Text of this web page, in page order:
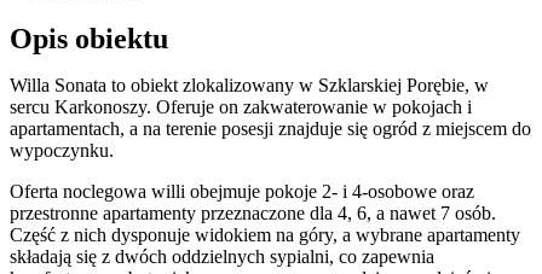
Opis obiektu
Willa Sonata to obiekt zlokalizowany w Szklarskiej Porębie, w
sercu Karkonoszy. Oferuje on zakwaterowanie w pokojach i
apartamentach, a na terenie posesji znajduje się ogród z miejscem do
wypoczynku.
Oferta noclegowa willi obejmuje pokoje 2- i 4-osobowe oraz
przestronne apartamenty przeznaczone dla 4, 6, a nawet 7 osób.
Część z nich dysponuje widokiem na góry, a wybrane apartamenty
składają się z dwóch oddzielnych sypialni, co zapewnia